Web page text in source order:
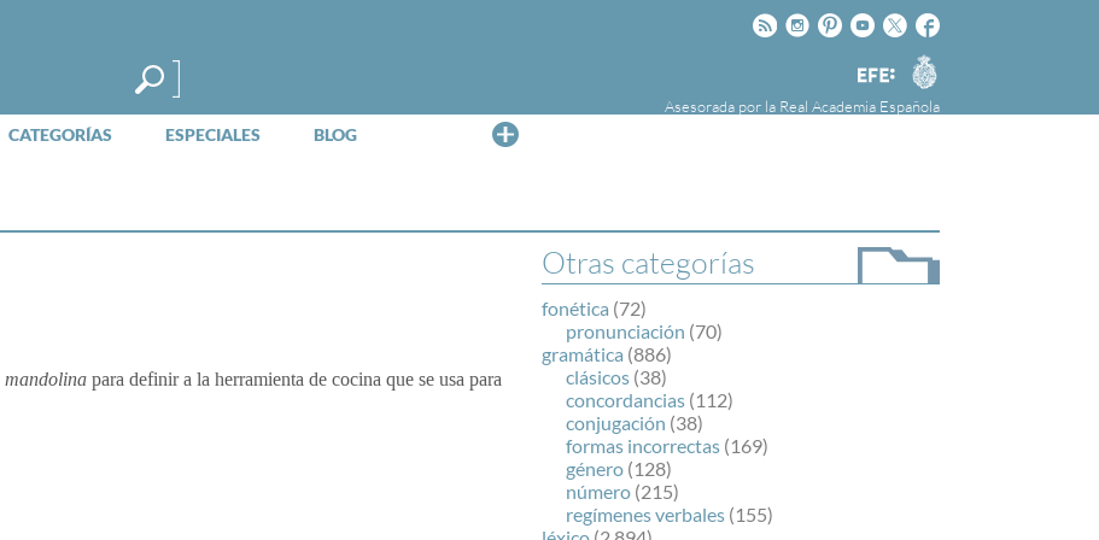
Facebook
Twitter
Youtube
Pinteres
Instagram
Rss
Agencia
EFE
Asesorada por la Real Academia Española
CATEGORÍAS ESPECIALES BLOG
la Agencia Efe y la Real Academia Española,
cuyo objetivo es colaborar con el buen uso del
español en los medios de comunicación y en
Internet.
Otras categorías
fonética (72)
pronunciación (70)
gramática (886)
clásicos (38)
concordancias (112)
conjugación (38)
formas incorrectas (169)
género (128)
número (215)
regímenes verbales (155)
mandolina para definir a la herramienta de cocina que se usa para